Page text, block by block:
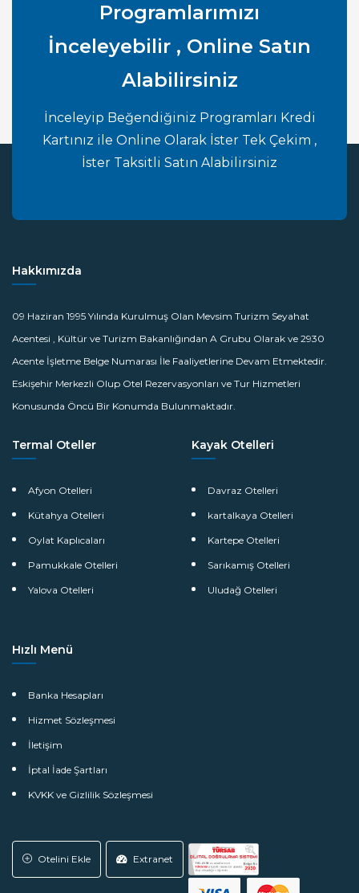
Programlarımızı
İnceleyebilir , Online Satın
Alabilirsiniz
İnceleyip Beğendiğiniz Programları Kredi
Kartınız ile Online Olarak İster Tek Çekim ,
İster Taksitli Satın Alabilirsiniz
Hakkımızda
09 Haziran 1995 Yılında Kurulmuş Olan Mevsim Turizm Seyahat
Acentesi , Kültür ve Turizm Bakanlığından A Grubu Olarak ve 2930
Acente İşletme Belge Numarası İle Faaliyetlerine Devam Etmektedir.
Eskişehir Merkezli Olup Otel Rezervasyonları ve Tur Hizmetleri
Konusunda Öncü Bir Konumda Bulunmaktadır.
Termal Oteller
Afyon Otelleri
Kütahya Otelleri
Oylat Kaplıcaları
Pamukkale Otelleri
Yalova Otelleri
Kayak Otelleri
Davraz Otelleri
kartalkaya Otelleri
Kartepe Otelleri
Sarıkamış Otelleri
Uludağ Otelleri
Hızlı Menü
Banka Hesapları
Hizmet Sözleşmesi
İletişim
İptal İade Şartları
KVKK ve Gizlilik Sözleşmesi
Otelini Ekle Extranet